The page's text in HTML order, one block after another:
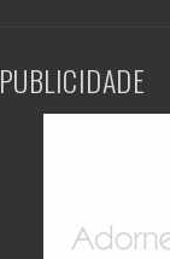
PUBLICIDADE